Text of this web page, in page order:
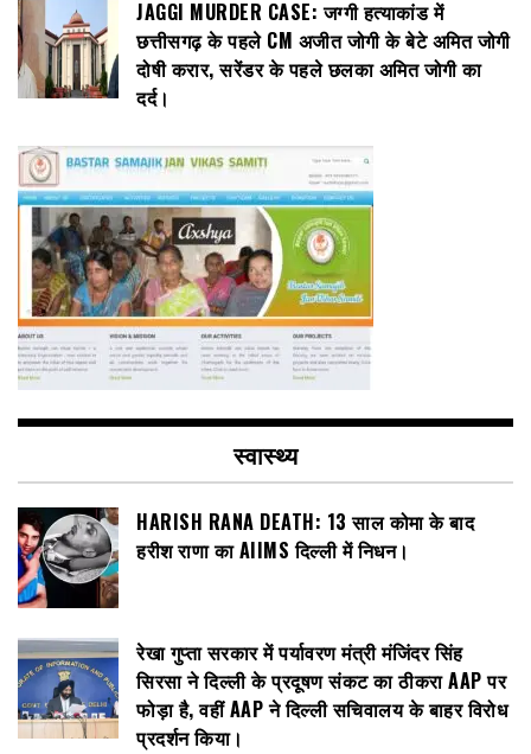
JAGGI MURDER CASE: जग्गी हत्याकांड में
छत्तीसगढ़ के पहले CM अजीत जोगी के बेटे अमित जोगी
दोषी करार, सरेंडर के पहले छलका अमित जोगी का
दर्द।
स्वास्थ्य
HARISH RANA DEATH: 13 साल कोमा के बाद
हरीश राणा का AIIMS दिल्ली में निधन।
रेखा गुप्ता सरकार में पर्यावरण मंत्री मंजिंदर सिंह
सिरसा ने दिल्ली के प्रदूषण संकट का ठीकरा AAP पर
फोड़ा है, वहीं AAP ने दिल्ली सचिवालय के बाहर विरोध
प्रदर्शन किया।